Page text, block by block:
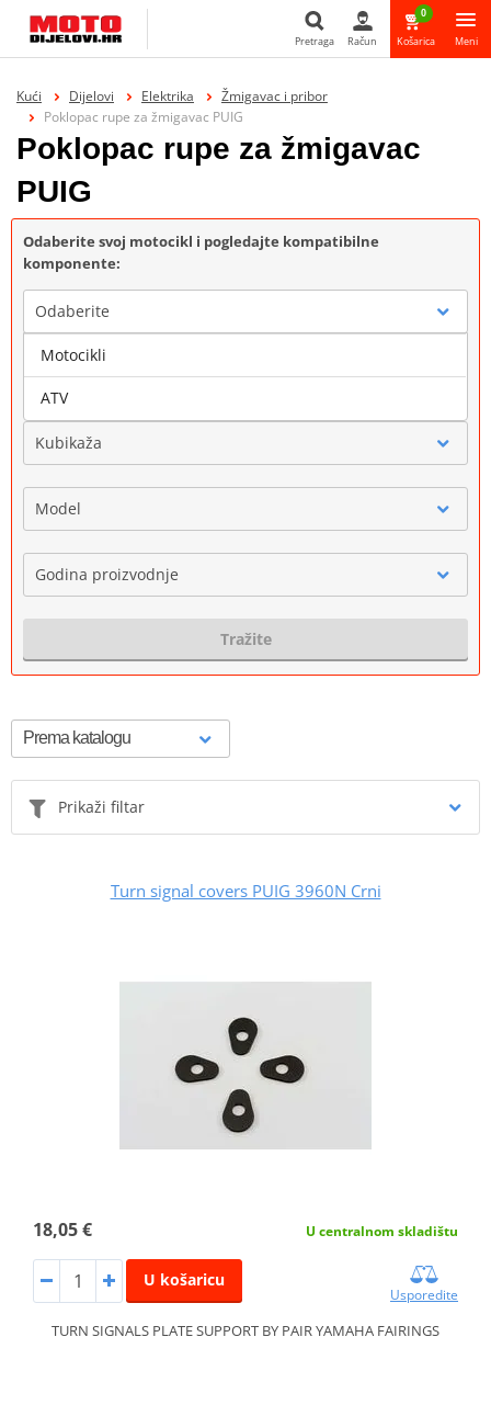
Pretraga Račun
0
Košarica Meni
Kući Dijelovi Elektrika
Žmigavac i pribor
Poklopac rupe za žmigavac PUIG
Poklopac rupe za žmigavac
PUIG
Odaberite svoj motocikl i pogledajte kompatibilne
komponente:
Odaberite
Marka
Kubikaža
Model
Godina proizvodnje
Tražite
Prikaži filtar
Turn signal covers PUIG 3960N Crni
18,05 € U centralnom skladištu
U košaricu
Usporedite
TURN SIGNALS PLATE SUPPORT BY PAIR YAMAHA FAIRINGS
Motocikli
ATV